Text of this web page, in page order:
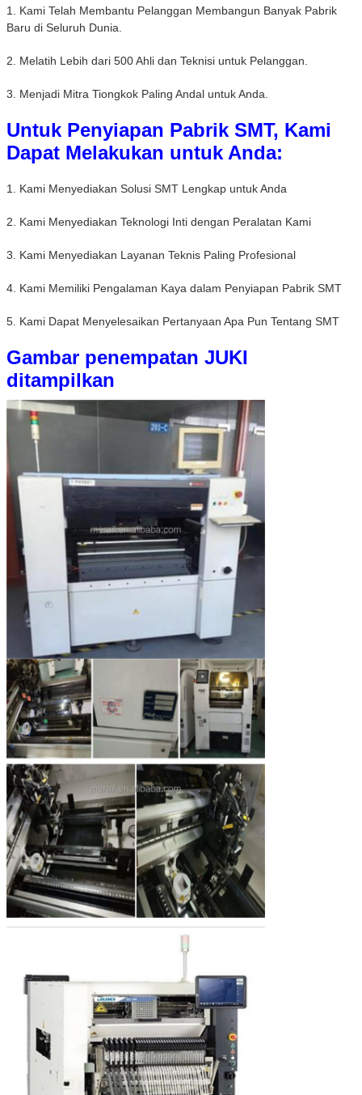
1. Kami Telah Membantu Pelanggan Membangun Banyak Pabrik
Baru di Seluruh Dunia.
2. Melatih Lebih dari 500 Ahli dan Teknisi untuk Pelanggan.
3. Menjadi Mitra Tiongkok Paling Andal untuk Anda.
Untuk Penyiapan Pabrik SMT, Kami
Dapat Melakukan untuk Anda:
1. Kami Menyediakan Solusi SMT Lengkap untuk Anda
2. Kami Menyediakan Teknologi Inti dengan Peralatan Kami
3. Kami Menyediakan Layanan Teknis Paling Profesional
4. Kami Memiliki Pengalaman Kaya dalam Penyiapan Pabrik SMT
5. Kami Dapat Menyelesaikan Pertanyaan Apa Pun Tentang SMT
Gambar penempatan JUKI
ditampilkan